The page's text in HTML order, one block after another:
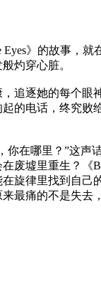
Eyes》的故事，
灼穿心脏。
追逐她的每个眼
的电话，终究败
在哪里？”这声
废墟里重生？《
在旋律里找到自
最痛的不是失去